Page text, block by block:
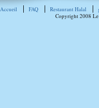
Accueil FAQ Restaurant Halal
Copyright 2008